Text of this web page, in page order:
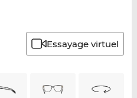
Essayage virtuel